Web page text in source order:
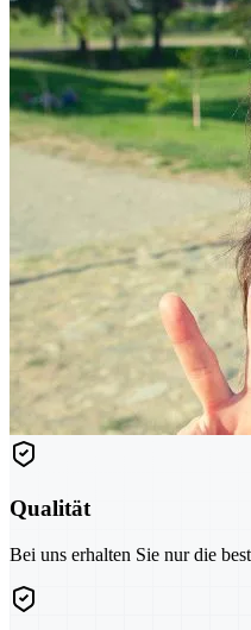
Qualität
Bei uns erhalten Sie nur die